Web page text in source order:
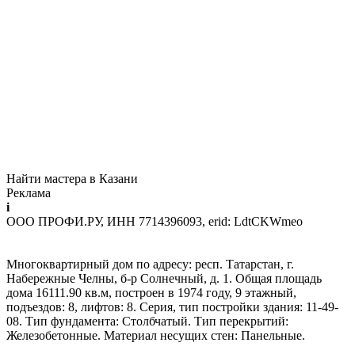
Найти мастера в Казани
Реклама
i
ООО ПРОФИ.РУ, ИНН 7714396093, erid: LdtCKWmeo
Многоквартирный дом по адресу: респ. Татарстан, г.
Набережные Челны, б-р Солнечный, д. 1. Общая площадь
дома 16111.90 кв.м, построен в 1974 году, 9 этажный,
подъездов: 8, лифтов: 8. Серия, тип постройки здания: 11-49-
08. Тип фундамента: Столбчатый. Тип перекрытий:
Железобетонные. Материал несущих стен: Панельные.